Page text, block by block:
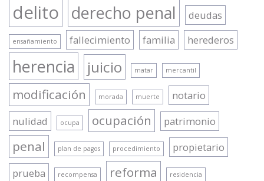
delito derecho penal deudas
ensañamiento fallecimiento familia herederos
herencia juicio matar mercantil
modificación morada muerte
notario
nulidad
ocupa ocupación patrimonio
penal plan de pagos procedimiento
propietario
prueba
recompensa reforma residencia